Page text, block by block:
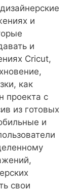
и
и
Cricut,
как
проекта с
из готовых
и
свои